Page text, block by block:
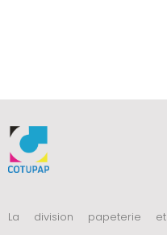
La division papeterie et